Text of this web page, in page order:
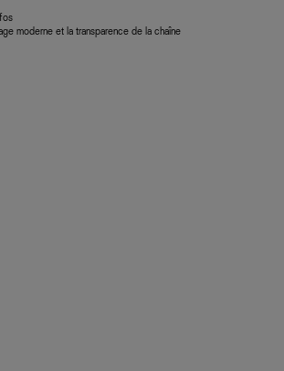
moderne et la transparence de la chaîne